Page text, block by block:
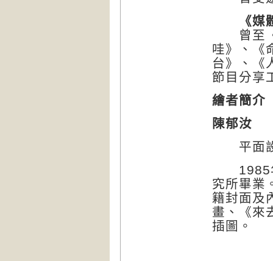
《媒
曾至《
哇》、《
台》、《
節目分享
繪者簡介
陳郁汝
平面設
1985年
究所畢業
籍封面及
畫、《來
插圖。